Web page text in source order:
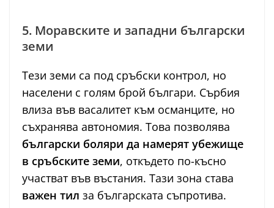
5. Моравските и западни български
земи
Тези земи са под сръбски контрол, но
населени с голям брой българи. Сърбия
влиза във васалитет към османците, но
съхранява автономия. Това позволява
български боляри да намерят убежище
в сръбските земи, откъдето по-късно
участват във въстания. Тази зона става
важен тил за българската съпротива.